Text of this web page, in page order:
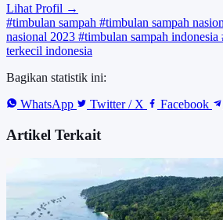
Lihat Profil →
#timbulan sampah #timbulan sampah
nasional 2023 #timbulan sampah indonesia
terkecil indonesia
Bagikan statistik ini:
WhatsApp
Twitter / X Facebook
Artikel Terkait